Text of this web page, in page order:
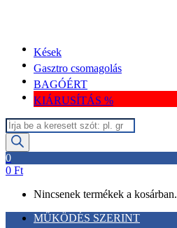
Kések
Gasztro csomagolás
BAGÓÉRT
KIÁRUSÍTÁS %
Termékek
keresése
0
0 Ft
Nincsenek termékek a kosárban.
MŰKÖDÉS SZERINT